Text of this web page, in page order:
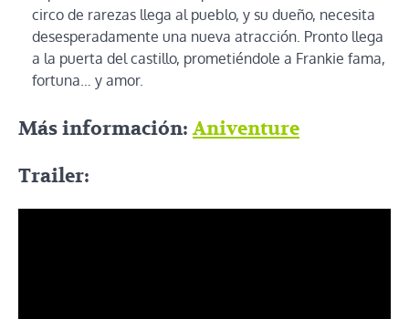
circo de rarezas llega al pueblo, y su dueño, necesita
desesperadamente una nueva atracción. Pronto llega
a la puerta del castillo, prometiéndole a Frankie fama,
fortuna… y amor.
Más información: Aniventure
Trailer: